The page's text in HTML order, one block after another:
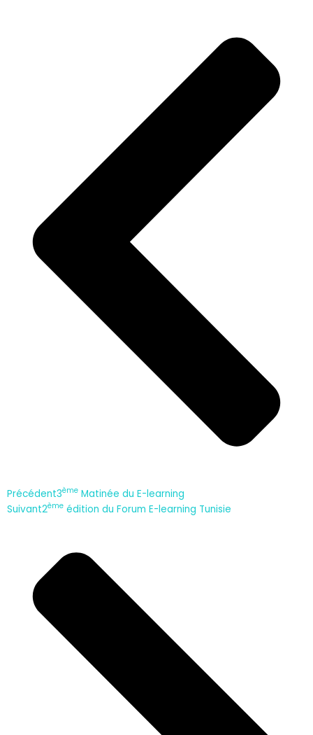
Précédent3ème Matinée du E-learning
Suivant2ème édition du Forum E-learning Tunisie